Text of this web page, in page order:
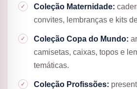
Coleção Maternidade:
convites, lembranças e kits
Coleção Copa do Mundo:
camisetas, caixas, topos e
temáticas.
Coleção Profissões: